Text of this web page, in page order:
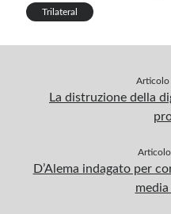
Trilateral
Articolo
La distruzione della
Articolo
D’Alema indagato per